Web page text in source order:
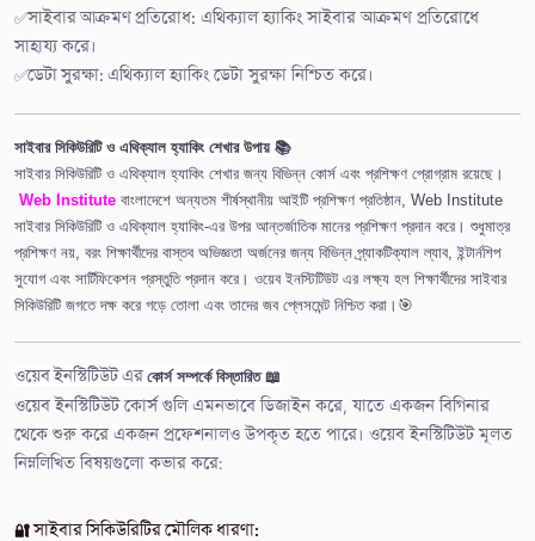
✅সাইবার আক্রমণ প্রতিরোধ: এথিক্যাল হ্যাকিং সাইবার আক্রমণ প্রতিরোধে
সাহায্য করে।
✅ডেটা সুরক্ষা: এথিক্যাল হ্যাকিং ডেটা সুরক্ষা নিশ্চিত করে।
সাইবার সিকিউরিটি ও এথিক্যাল হ্যাকিং শেখার উপায় 📚
সাইবার সিকিউরিটি ও এথিক্যাল হ্যাকিং শেখার জন্য বিভিন্ন কোর্স এবং প্রশিক্ষণ প্রোগ্রাম রয়েছে।
Web Institute বাংলাদেশে অন্যতম শীর্ষস্থানীয় আইটি প্রশিক্ষণ প্রতিষ্ঠান, Web Institute
সাইবার সিকিউরিটি ও এথিক্যাল হ্যাকিং-এর উপর আন্তর্জাতিক মানের প্রশিক্ষণ প্রদান করে। শুধুমাত্র
প্রশিক্ষণ নয়, বরং শিক্ষার্থীদের বাস্তব অভিজ্ঞতা অর্জনের জন্য বিভিন্ন প্র্যাকটিক্যাল ল্যাব, ইন্টার্নশিপ
সুযোগ এবং সার্টিফিকেশন প্রস্তুতি প্রদান করে। ওয়েব ইনস্টিটিউট এর লক্ষ্য হল শিক্ষার্থীদের সাইবার
সিকিউরিটি জগতে দক্ষ করে গড়ে তোলা এবং তাদের জব প্লেসমেন্ট নিশ্চিত করা।🎯
ওয়েব ইনস্টিটিউট এর কোর্স সম্পর্কে বিস্তারিত 📖
ওয়েব ইনস্টিটিউট কোর্স গুলি এমনভাবে ডিজাইন করে, যাতে একজন বিগিনার
থেকে শুরু করে একজন প্রফেশনালও উপকৃত হতে পারে। ওয়েব ইনস্টিটিউট মূলত
নিম্নলিখিত বিষয়গুলো কভার করে:
🔐 সাইবার সিকিউরিটির মৌলিক ধারণা: